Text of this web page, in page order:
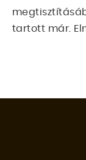
tartott már.